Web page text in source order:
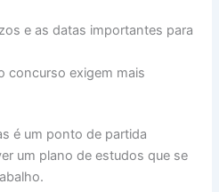
e as datas importantes para
concurso exigem mais
é um ponto de partida
um plano de estudos que se